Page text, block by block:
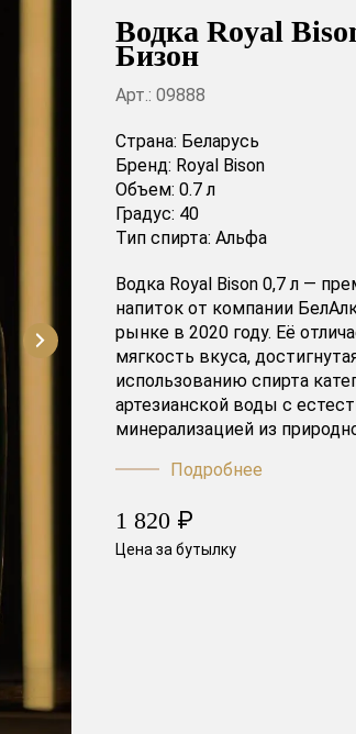
Водка Royal
Бизон
Арт.: 09888
Страна: Беларусь
Бренд: Royal Bison
Объем: 0.7 л
Градус: 40
Тип спирта: Альфа
Водка Royal Bison 0,7 л —
напиток от компании
рынке в 2020 году. Её
мягкость вкуса,
использованию спирта
артезианской воды с
минерализацией из
Подробнее
1 820 ₽
Цена за бутылку